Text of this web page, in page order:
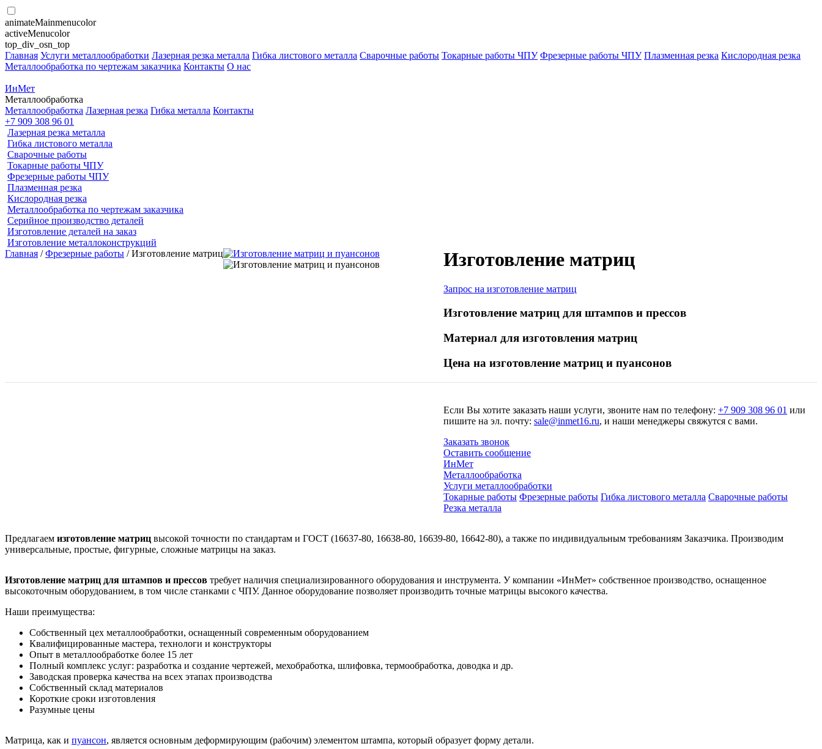
animateMainmenucolor
activeMenucolor
top_div_osn_top
Главная Услуги металлообработки Лазерная резка металла Гибка листового металла Сварочные работы Токарные работы ЧПУ Фрезерные работы ЧПУ Плазменная резка Кислородная резка
Металлообработка по чертежам заказчика Контакты О нас
ИнМет
Металлообработка
Металлообработка Лазерная резка Гибка металла Контакты
+7 909 308 96 01
Лазерная резка металла
Гибка листового металла
Сварочные работы
Токарные работы ЧПУ
Фрезерные работы ЧПУ
Плазменная резка
Кислородная резка
Металлообработка по чертежам заказчика
Серийное производство деталей
Изготовление деталей на заказ
Изготовление металлоконструкций
Главная /Фрезерные работы / Изготовление матриц Изготовление матриц
Предлагаем изготовление матриц высокой точности по стандартам и ГОСТ (16637-80, 16638-80, 16639-80, 16642-80), а также по индивидуальным требованиям Заказчика. Производим
универсальные, простые, фигурные, сложные матрицы на заказ.
Запрос на изготовление матриц
Изготовление матриц для штампов и прессов требует наличия специализированного оборудования и инструмента. У компании «ИнМет» собственное производство, оснащенное
высокоточным оборудованием, в том числе станками с ЧПУ. Данное оборудование позволяет производить точные матрицы высокого качества.
Наши преимущества:
Собственный цех металлообработки, оснащенный современным оборудованием
Квалифицированные мастера, технологи и конструкторы
Опыт в металлообработке более 15 лет
Полный комплекс услуг: разработка и создание чертежей, мехобработка, шлифовка, термообработка, доводка и др.
Заводская проверка качества на всех этапах производства
Собственный склад материалов
Короткие сроки изготовления
Разумные цены
Изготовление матриц для штампов и прессов
Матрица, как и пуансон, является основным деформирующим (рабочим) элементом штампа, который образует форму детали.
Материал для изготовления матриц
Цена на изготовление матриц и пуансонов
Если Вы хотите заказать наши услуги, звоните нам по телефону: +7 909 308 96 01 или
пишите на эл. почту: sale@inmet16.ru, и наши менеджеры свяжутся с вами.
Заказать звонок
Оставить сообщение
ИнМет
Металлообработка
Услуги металлообработки
Токарные работы Фрезерные работы Гибка листового металла Сварочные работы
Резка металла